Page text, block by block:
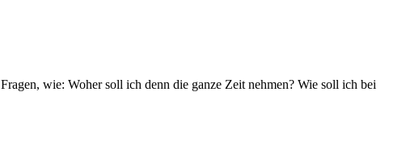
wie: Woher soll ich denn die ganze Zeit nehmen? Wie soll ich bei